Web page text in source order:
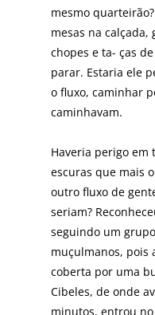
mesmo
mesas na
chopes e ta- ças
parar. Estaria ele
o fluxo, caminhar
caminhavam.
Haveria perigo em
escuras que mais
outro fluxo de
seriam?
seguindo um
muçulmanos, pois
coberta por uma
Cibeles, de onde
minutos, entrou